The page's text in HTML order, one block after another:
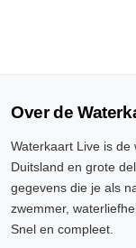
Over de
Waterkaart Live is de
Duitsland en grote
gegevens die je als
zwemmer,
Snel en compleet.